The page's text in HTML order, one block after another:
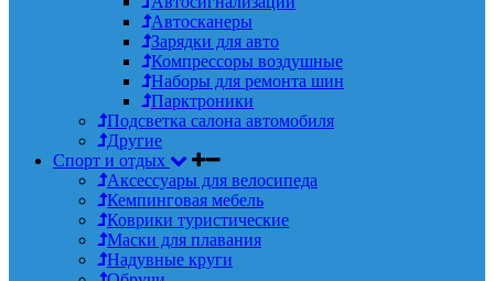
Автосканеры
Зарядки для авто
Компрессоры воздушные
Наборы для ремонта шин
Парктроники
Подсветка салона автомобиля
Другие
Спорт и отдых
Аксессуары для велосипеда
Кемпинговая мебель
Коврики туристические
Маски для плавания
Надувные круги